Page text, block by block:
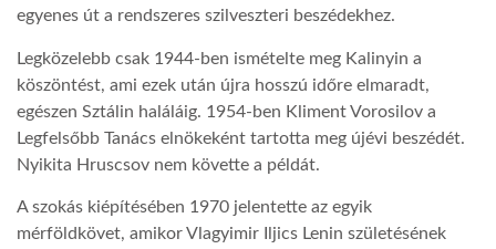
LATIMO.HU
egyenes út a rendszeres szilveszteri beszédekhez.
Legközelebb csak 1944-ben ismételte meg Kalinyin a
köszöntést, ami ezek után újra hosszú időre elmaradt,
egészen Sztálin haláláig. 1954-ben Kliment Vorosilov a
Legfelsőbb Tanács elnökeként tartotta meg újévi beszédét.
Nyikita Hruscsov nem követte a példát.
A szokás kiépítésében 1970 jelentette az egyik
mérföldkövet, amikor Vlagyimir Iljics Lenin születésének